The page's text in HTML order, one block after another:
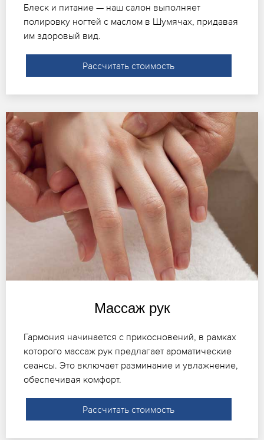
Блеск и питание — наш салон выполняет
полировку ногтей с маслом в Шумячах, придавая
им здоровый вид.
Рассчитать стоимость
Массаж рук
Гармония начинается с прикосновений, в рамках
которого массаж рук предлагает ароматические
сеансы. Это включает разминание и увлажнение,
обеспечивая комфорт.
Рассчитать стоимость